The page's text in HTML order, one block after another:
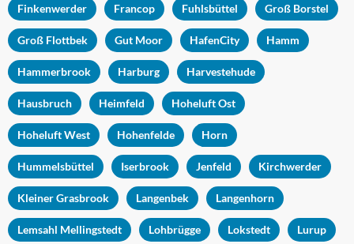
Finkenwerder Francop Fuhlsbüttel Groß Borstel
Groß Flottbek Gut Moor HafenCity Hamm
Hammerbrook Harburg Harvestehude
Hausbruch Heimfeld Hoheluft Ost
Hoheluft West Hohenfelde Horn
Hummelsbüttel Iserbrook Jenfeld Kirchwerder
Kleiner Grasbrook Langenbek Langenhorn
Lemsahl Mellingstedt Lohbrügge Lokstedt Lurup